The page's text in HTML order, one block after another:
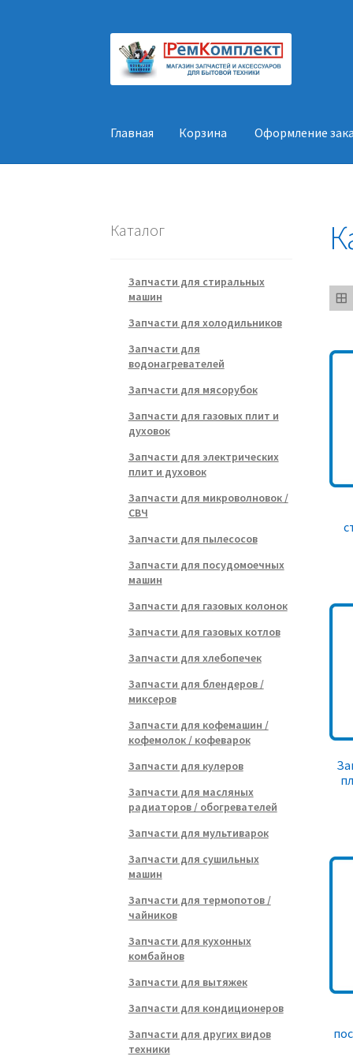
Перейти
навигации
Перейти
содержимому
Главная Корзина Оформление
Каталог
Запчасти для стиральных
машин
Запчасти для холодильников
Запчасти для
водонагревателей
Запчасти для мясорубок
Запчасти для газовых плит и
духовок
Запчасти для электрических
плит и духовок
Запчасти для микроволновок /
СВЧ
Запчасти для пылесосов
Запчасти для посудомоечных
машин
Запчасти для газовых колонок
Запчасти для газовых котлов
Запчасти для хлебопечек
Запчасти для блендеров /
миксеров
Запчасти для кофемашин /
кофемолок / кофеварок
Запчасти для кулеров
Запчасти для масляных
радиаторов / обогревателей
Запчасти для мультиварок
Запчасти для сушильных
машин
Запчасти для термопотов /
чайников
Запчасти для кухонных
комбайнов
Запчасти для вытяжек
Запчасти для кондиционеров
Запчасти для других видов
техники